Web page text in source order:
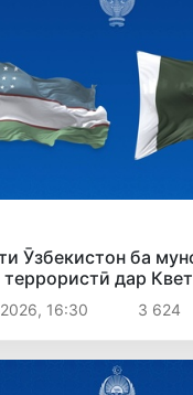
Ӯзбекистон ба
дар
16:30 3 624